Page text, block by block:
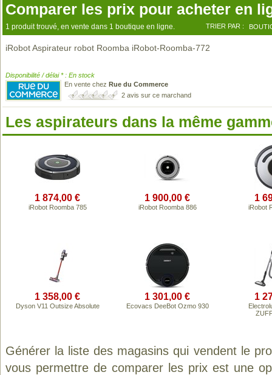
Comparer les prix pour acheter en
1 produit trouvé, en vente dans 1 boutique en ligne. TRIER PAR :
iRobot Aspirateur robot Roomba iRobot-Roomba-772
Disponibilité / délai * : En stock
En vente chez Rue du Commerce
2 avis sur ce marchand
Les aspirateurs dans la même
1 874,00 €
iRobot Roomba 785
1 900,00 €
iRobot Roomba 886
1
iRobot
1 358,00 €
Dyson V11 Outsize Absolute
1 301,00 €
Ecovacs DeeBot Ozmo 930
1
Générer la liste des magasins qui vendent le
vous permettre de comparer les prix est une